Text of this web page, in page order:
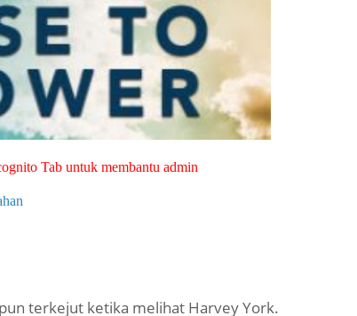
Tab untuk membantu admin
terkejut ketika melihat Harvey York.